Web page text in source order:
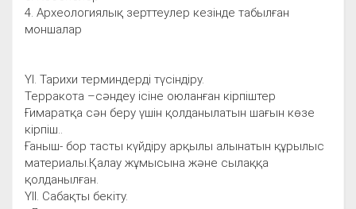
4. Археологиялық зерттеулер кезінде табылған
моншалар
ҮІ. Тарихи терминдерді түсіндіру.
Терракота –сәндеу ісіне оюланған кірпіштер
Ғимаратқа сән беру үшін қолданылатын шағын көзе
кірпіш..
Ғаныш- бор тасты күйдіру арқылы алынатын құрылыс
материалы.Қалау жұмысына және сылаққа
қолданылған.
ҮІІ. Сабақты бекіту.